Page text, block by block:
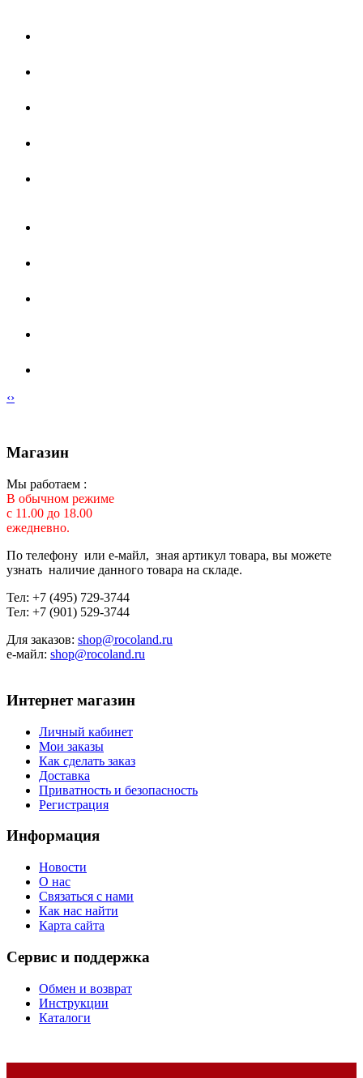
‹›
Магазин
Мы работаем :
В обычном режиме
с 11.00 до 18.00
ежедневно.
По телефону или е-майл, зная артикул товара, вы можете
узнать наличие данного товара на складе.
Тел: +7 (495) 729-3744
Тел: +7 (901) 529-3744
Для заказов: shop@rocoland.ru
е-майл: shop@rocoland.ru
Интернет магазин
Личный кабинет
Мои заказы
Как сделать заказ
Доставка
Приватность и безопасность
Регистрация
Информация
Новости
О нас
Связаться с нами
Как нас найти
Карта сайта
Сервис и поддержка
Обмен и возврат
Инструкции
Каталоги